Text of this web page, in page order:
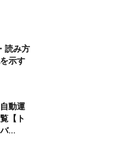
読み方
示す
動運
【ト
...